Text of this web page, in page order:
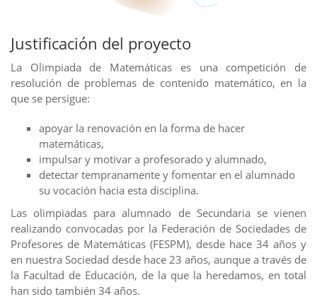
Justificación del proyecto
La Olimpiada de Matemáticas es una competición de
resolución de problemas de contenido matemático, en la
que se persigue:
apoyar la renovación en la forma de hacer
matemáticas,
impulsar y motivar a profesorado y alumnado,
detectar tempranamente y fomentar en el alumnado
su vocación hacia esta disciplina.
Las olimpiadas para alumnado de Secundaria se vienen
realizando convocadas por la Federación de Sociedades de
Profesores de Matemáticas (FESPM), desde hace 34 años y
en nuestra Sociedad desde hace 23 años, aunque a través de
la Facultad de Educación, de la que la heredamos, en total
han sido también 34 años.